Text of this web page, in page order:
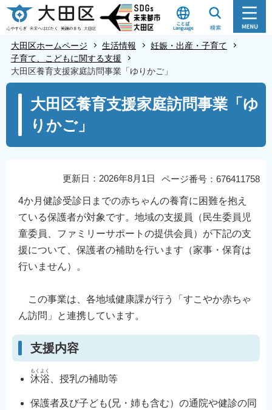
こ
の
の
大田区ホームページ 生活情報
妊娠・出産・子育て
子育て、こどもに関する支援
大田区養育支援家庭訪問事業「ゆりかご」
大田区養育支援家庭訪問事業「ゆ
りかご」
ページ番号：676411758
更新日：2026年8月1日
4か月健診受診日までの赤ちゃんの養育に困難を抱え
ている保護者が対象です。地域の支援員（民生委員児
童委員、ファミリーサポートの提供会員）が下記の支
援について、保護者の補助を行います（家事・保育は
行いません）。
この事業は、各地域健康課が行う「すこやか赤ちゃ
ん訪問」と連携しています。
支援内容
沐浴
もくよく
、授乳の補助等
保護者及び子ども(兄・姉も含む）の通院や健診の同